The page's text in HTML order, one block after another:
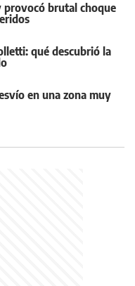
provocó brutal choque
qué descubrió la
en una zona muy